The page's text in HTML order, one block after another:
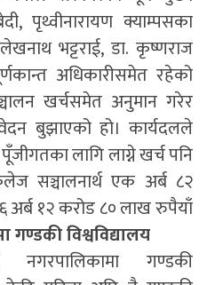
पृथ्वीनारायण क्याम्पसका
लेखनाथ भट्टराई, डा. कृष्णराज
अधिकारीसमेत रहेको
खर्चसमेत अनुमान गरेर
बुझाएको हो। कार्यदलले
लागि लाग्ने खर्च पनि
सञ्चालनार्थ एक अर्ब ८२
१२ करोड ८० लाख रुपैयाँ
गण्डकी विश्वविद्यालय
गण्डकी